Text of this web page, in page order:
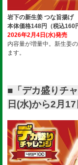
岩下の新生姜 つな旨揚
本体価格148円（税込160
2026年2月4日(水)発売
内容量が増量中。新生姜
ます。
■「デカ盛りチ
日(水)から2月17